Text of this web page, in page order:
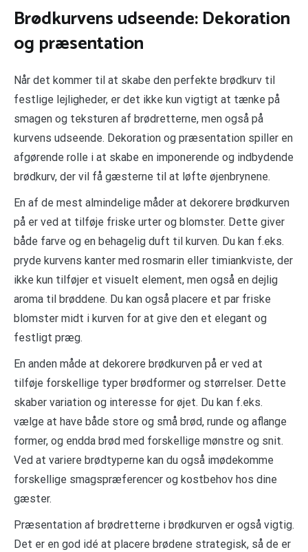
Brødkurvens udseende: Dekoration
og præsentation
Når det kommer til at skabe den perfekte brødkurv til
festlige lejligheder, er det ikke kun vigtigt at tænke på
smagen og teksturen af brødretterne, men også på
kurvens udseende. Dekoration og præsentation spiller en
afgørende rolle i at skabe en imponerende og indbydende
brødkurv, der vil få gæsterne til at løfte øjenbrynene.
En af de mest almindelige måder at dekorere brødkurven
på er ved at tilføje friske urter og blomster. Dette giver
både farve og en behagelig duft til kurven. Du kan f.eks.
pryde kurvens kanter med rosmarin eller timiankviste, der
ikke kun tilføjer et visuelt element, men også en dejlig
aroma til brøddene. Du kan også placere et par friske
blomster midt i kurven for at give den et elegant og
festligt præg.
En anden måde at dekorere brødkurven på er ved at
tilføje forskellige typer brødformer og størrelser. Dette
skaber variation og interesse for øjet. Du kan f.eks.
vælge at have både store og små brød, runde og aflange
former, og endda brød med forskellige mønstre og snit.
Ved at variere brødtyperne kan du også imødekomme
forskellige smagspræferencer og kostbehov hos dine
gæster.
Præsentation af brødretterne i brødkurven er også vigtig.
Det er en god idé at placere brødene strategisk, så de er